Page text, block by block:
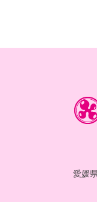
愛媛